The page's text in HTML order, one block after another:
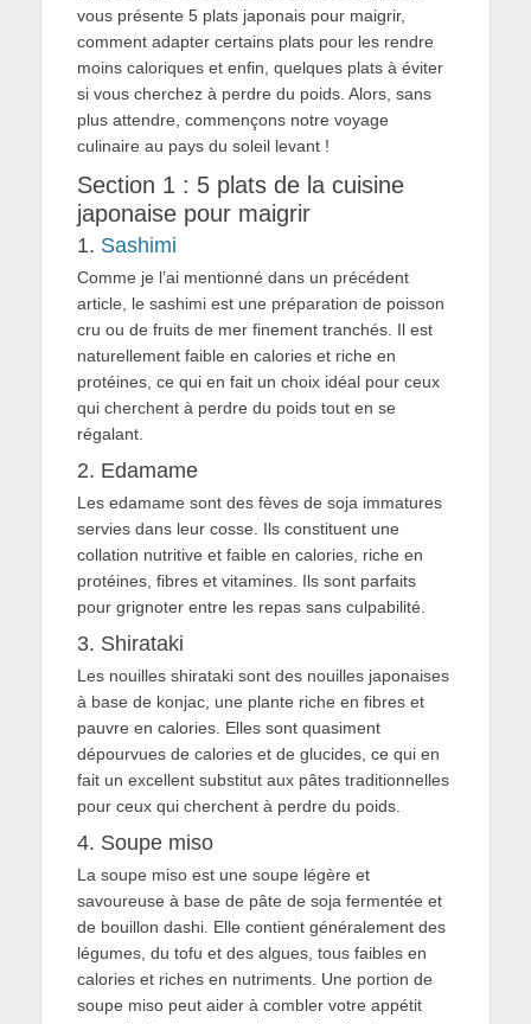
vous présente 5 plats japonais pour maigrir,
comment adapter certains plats pour les rendre
moins caloriques et enfin, quelques plats à éviter
si vous cherchez à perdre du poids. Alors, sans
plus attendre, commençons notre voyage
culinaire au pays du soleil levant !
Section 1 : 5 plats de la cuisine
japonaise pour maigrir
1. Sashimi
Comme je l’ai mentionné dans un précédent
article, le sashimi est une préparation de poisson
cru ou de fruits de mer finement tranchés. Il est
naturellement faible en calories et riche en
protéines, ce qui en fait un choix idéal pour ceux
qui cherchent à perdre du poids tout en se
régalant.
2. Edamame
Les edamame sont des fèves de soja immatures
servies dans leur cosse. Ils constituent une
collation nutritive et faible en calories, riche en
protéines, fibres et vitamines. Ils sont parfaits
pour grignoter entre les repas sans culpabilité.
3. Shirataki
Les nouilles shirataki sont des nouilles japonaises
à base de konjac, une plante riche en fibres et
pauvre en calories. Elles sont quasiment
dépourvues de calories et de glucides, ce qui en
fait un excellent substitut aux pâtes traditionnelles
pour ceux qui cherchent à perdre du poids.
4. Soupe miso
La soupe miso est une soupe légère et
savoureuse à base de pâte de soja fermentée et
de bouillon dashi. Elle contient généralement des
légumes, du tofu et des algues, tous faibles en
calories et riches en nutriments. Une portion de
soupe miso peut aider à combler votre appétit